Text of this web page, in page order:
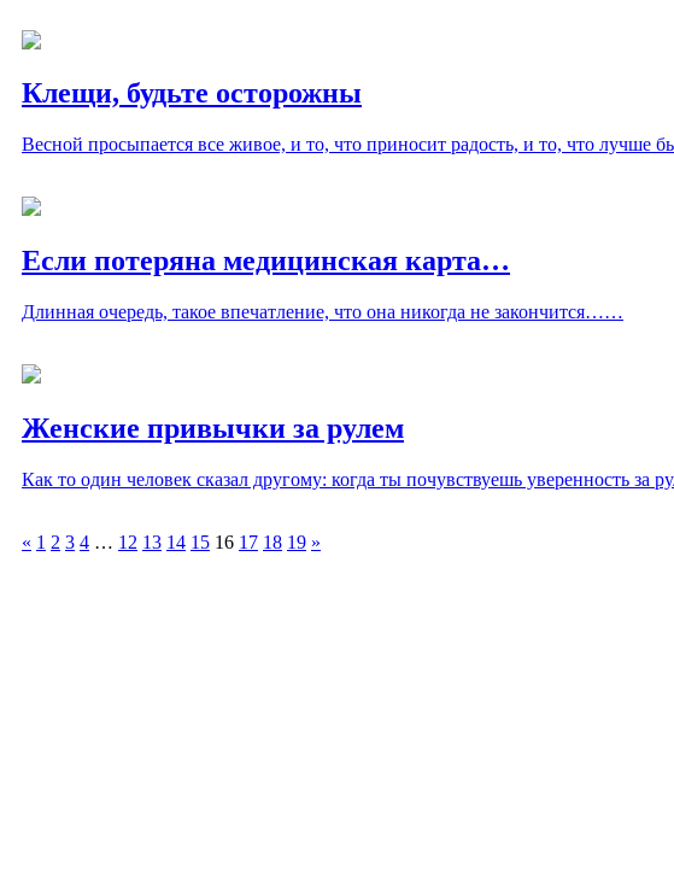
Клещи, будьте осторожны
Весной просыпается все живое, и то, что приносит радость, и то, что лучше
Если потеряна медицинская карта…
Длинная очередь, такое впечатление, что она никогда не закончится……
Женские привычки за рулем
Как то один человек сказал другому: когда ты почувствуешь уверенность за
« 1 2 3 4 … 12 13 14 15 16 17 18 19 »